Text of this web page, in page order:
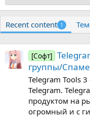
Recent content 1
[Софт]
группы/
Telegram Tools
Telegram.
продуктом на
огромный и с